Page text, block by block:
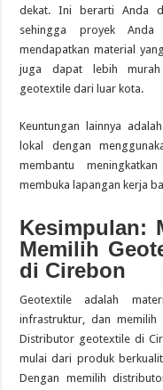
dekat. Ini berarti Anda
sehingga proyek
mendapatkan material
juga dapat lebih murah
geotextile dari luar kota.
Keuntungan lainnya
lokal dengan
membantu
membuka lapangan kerja
Kesimpulan:
Memilih
di Cirebon
Geotextile adalah
infrastruktur, dan
Distributor geotextile di
mulai dari produk
Dengan memilih